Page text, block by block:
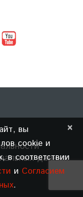
данных
×
вы
cookie и
в соответствии
и Согласием
.